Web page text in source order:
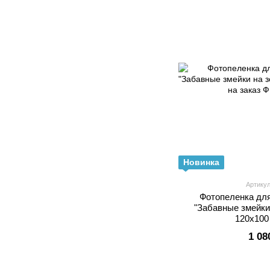
Новинка
Фотопеленка
"Забавные
1